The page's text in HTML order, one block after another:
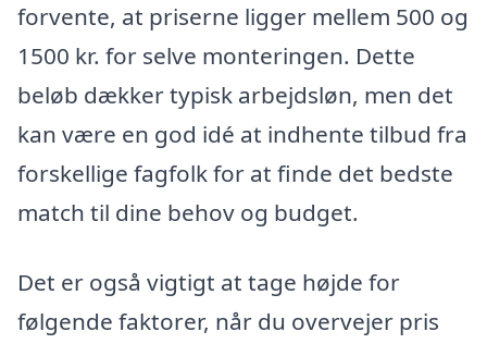
forvente, at priserne ligger mellem 500 og
1500 kr. for selve monteringen. Dette
beløb dækker typisk arbejdsløn, men det
kan være en god idé at indhente tilbud fra
forskellige fagfolk for at finde det bedste
match til dine behov og budget.
Det er også vigtigt at tage højde for
følgende faktorer, når du overvejer pris